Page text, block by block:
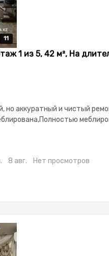
11
11
11
11
11
1 из 5, 42 м², На
но аккуратный и чистый
изолированы,Кухня-
8 авг. Нет просмотров